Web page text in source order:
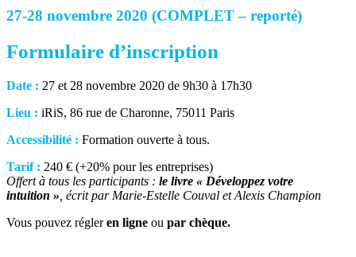
27-28 novembre 2020 (COMPLET – reporté)
Formulaire d’inscription
Date : 27 et 28 novembre 2020 de 9h30 à 17h30
Lieu : iRiS, 86 rue de Charonne, 75011 Paris
Accessibilité : Formation ouverte à tous.
Tarif : 240 € (+20% pour les entreprises)
Offert à tous les participants : le livre « Développez votre
intuition » , écrit par Marie-Estelle Couval et Alexis Champion
Vous pouvez régleren ligne ou par chèque.